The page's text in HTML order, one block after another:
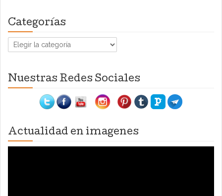
Categorías
Categorías
Nuestras Redes Sociales
Actualidad en imagenes